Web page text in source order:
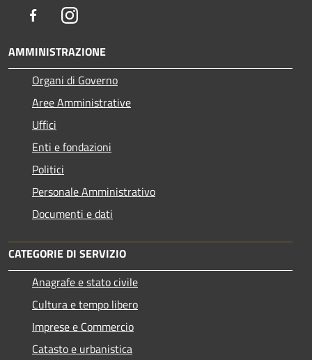
FacebookInstagram
AMMINISTRAZIONE
Organi di Governo
Aree Amministrative
Uffici
Enti e fondazioni
Politici
Personale Amministrativo
Documenti e dati
CATEGORIE DI SERVIZIO
Anagrafe e stato civile
Cultura e tempo libero
Imprese e Commercio
Catasto e urbanistica